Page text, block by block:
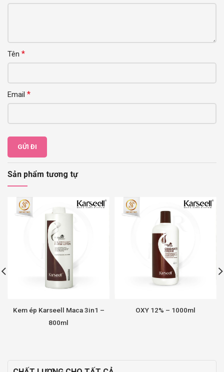
Tên *
Email *
Sản phẩm tương tự
Kem ép Karseell Maca 3in1 –
800ml
OXY 12% – 1000ml